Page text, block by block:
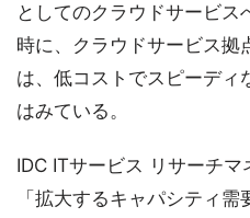
としてのクラウドサービス
時に、クラウドサービス拠
は、低コストでスピーディ
はみている。
IDC ITサービス リサーチ
「拡大するキャパシティ